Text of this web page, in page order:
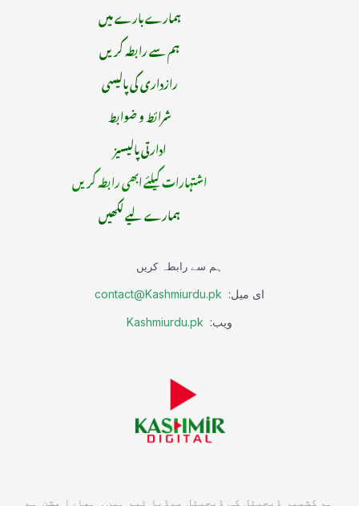
ہمارے بارے میں
ہم سے رابطہ کریں
رازداری کی پالیسی
شرائط و ضوابط
ادارتی پالیسیز
اشتہارات کیلئے ابھی رابطہ کریں
ہمارے لیے لکھیں
ہم سے رابطہ کریں
ای میل: contact@Kashmiurdu.pk
ویب: Kashmiurdu.pk
ہم کشمیر ڈیجیٹل کی ڈیجیٹل میڈیا ٹیم ہیں۔ ہمارا مشن ہے